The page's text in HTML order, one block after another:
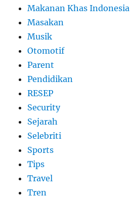
Makanan Khas Indonesia
Masakan
Musik
Otomotif
Parent
Pendidikan
RESEP
Security
Sejarah
Selebriti
Sports
Tips
Travel
Tren